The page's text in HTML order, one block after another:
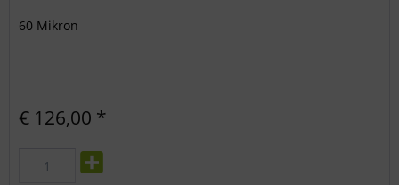
60 Mikron
€ 126,00 *